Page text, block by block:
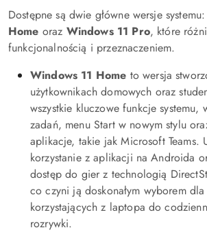
Dostępne są dwie główne wersje
Home oraz Windows 11 Pro, które
funkcjonalnością i przeznaczeniem.
Windows 11 Home to wersja
użytkownikach domowych oraz
wszystkie kluczowe funkcje systemu,
zadań, menu Start w nowym stylu
aplikacje, takie jak Microsoft Teams.
korzystanie z aplikacji na Androida
dostęp do gier z technologią
co czyni ją doskonałym wyborem
korzystających z laptopa do
rozrywki.